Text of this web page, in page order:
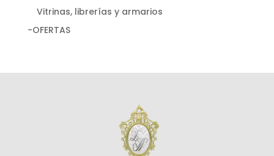
Vitrinas, librerías y armarios
-OFERTAS